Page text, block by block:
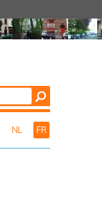
NL FR